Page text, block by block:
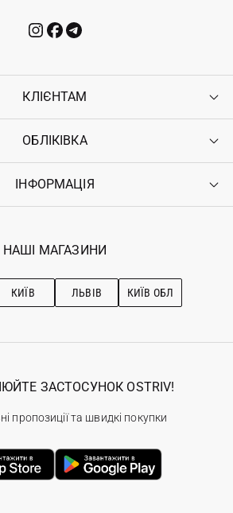
КЛІЄНТАМ
Контакти
Повернення
Гарантія
ОБЛІКІВКА
Увійти
Ostriv Club+
ІНФОРМАЦІЯ
Наші магазини
з догляду
НАШІ МАГАЗИНИ
КИЇВ ЛЬВІВ КИЇВ ОБЛ
ЗАСТОСУНОК OSTRIV!
пропозиції та швидкі покупки